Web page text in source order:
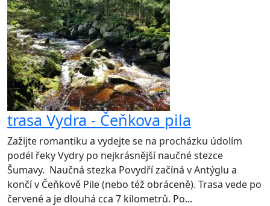
trasa Vydra - Čeňkova pila
Zažijte romantiku a vydejte se na procházku údolím
podél řeky Vydry po nejkrásnější naučné stezce
Šumavy. Naučná stezka Povydří začíná v Antýglu a
končí v Čeňkově Pile (nebo též obráceně). Trasa vede po
červené a je dlouhá cca 7 kilometrů. Po...